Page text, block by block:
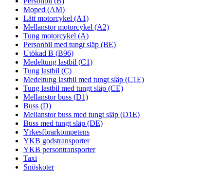
Moped (AM)
Lätt motorcykel (A1)
Mellanstor motorcykel (A2)
Tung motorcykel (A)
Personbil med tungt släp (BE)
Utökad B (B96)
Medeltung lastbil (C1)
Tung lastbil (C)
Medeltung lastbil med tungt släp (C1E)
Tung lastbil med tungt släp (CE)
Mellanstor buss (D1)
Buss (D)
Mellanstor buss med tungt släp (D1E)
Buss med tungt släp (DE)
Yrkesförarkompetens
YKB godstransporter
YKB persontransporter
Taxi
Snöskoter